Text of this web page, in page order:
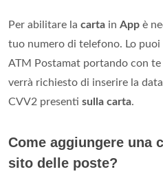
Per abilitare la carta in App è
tuo numero di telefono. Lo
ATM Postamat portando con te
verrà richiesto di inserire la
CVV2 presenti sulla carta.
Come aggiungere una
sito delle poste?